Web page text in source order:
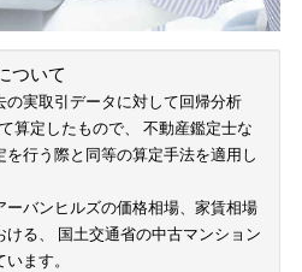
ついて
実取引データに対して回帰分析
算定したもので、 不動産鑑定士な
行う際と同等の算定手法を適用し
バンヒルズの価格相場、家賃相場
ける、 国土交通省の中古マンション
ます。